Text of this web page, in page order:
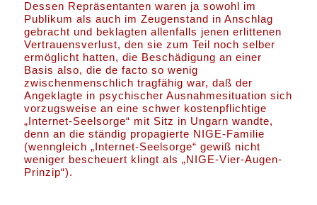
Dessen Repräsentanten waren ja sowohl im
Publikum als auch im Zeugenstand in Anschlag
gebracht und beklagten allenfalls jenen erlittenen
Vertrauensverlust, den sie zum Teil noch selber
ermöglicht hatten, die Beschädigung an einer
Basis also, die de facto so wenig
zwischenmenschlich tragfähig war, daß der
Angeklagte in psychischer Ausnahmesituation sich
vorzugsweise an eine schwer kostenpflichtige
„Internet-Seelsorge“ mit Sitz in Ungarn wandte,
denn an die ständig propagierte NIGE-Familie
(wenngleich „Internet-Seelsorge“ gewiß nicht
weniger bescheuert klingt als „NIGE-Vier-Augen-
Prinzip“).